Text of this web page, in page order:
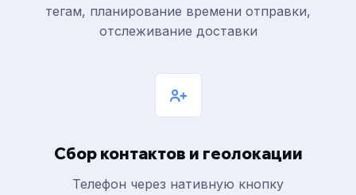
тегам, планирование времени отправки,
отслеживание доставки
Сбор контактов и геолокации
Телефон через нативную кнопку